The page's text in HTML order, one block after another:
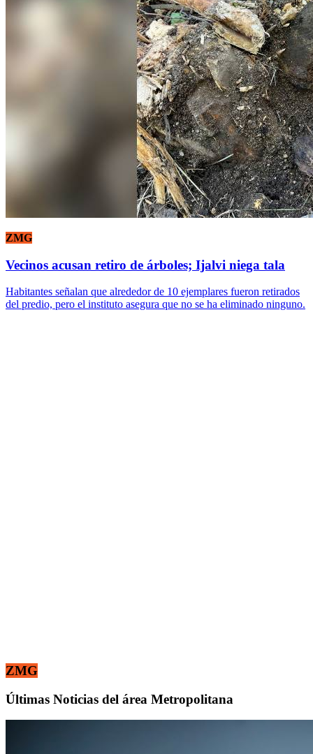
ZMG
Vecinos acusan retiro de árboles; Ijalvi niega tala
Habitantes señalan que alrededor de 10 ejemplares fueron retirados
del predio, pero el instituto asegura que no se ha eliminado ninguno.
ZMG
Últimas Noticias del área Metropolitana